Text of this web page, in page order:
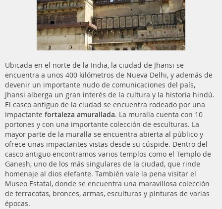
Ubicada en el norte de la India, la ciudad de Jhansi se
encuentra a unos 400 kilómetros de Nueva Delhi, y además de
devenir un importante nudo de comunicaciones del país,
Jhansi alberga un gran interés de la cultura y la historia hindú.
El casco antiguo de la ciudad se encuentra rodeado por una
impactante fortaleza amurallada. La muralla cuenta con 10
portones y con una importante colección de esculturas. La
mayor parte de la muralla se encuentra abierta al público y
ofrece unas impactantes vistas desde su cúspide. Dentro del
casco antiguo encontramos varios templos como el Templo de
Ganesh, uno de los más singulares de la ciudad, que rinde
homenaje al dios elefante. También vale la pena visitar el
Museo Estatal, donde se encuentra una maravillosa colección
de terracotas, bronces, armas, esculturas y pinturas de varias
épocas.